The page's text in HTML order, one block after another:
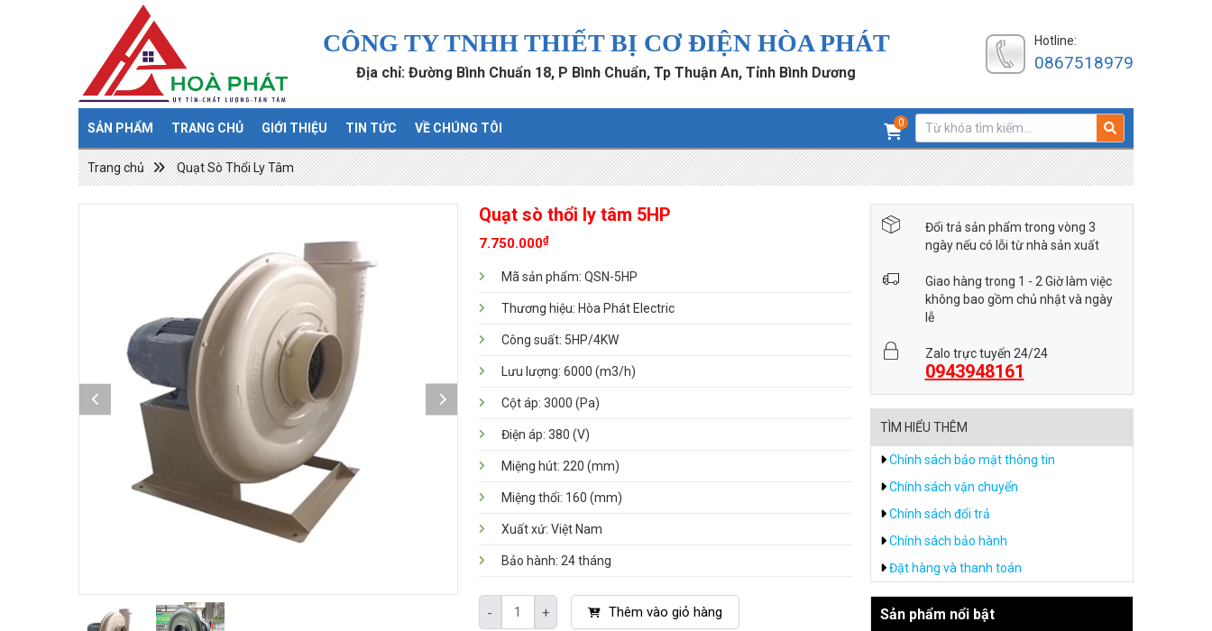
CÔNG TY TNHH THIẾT BỊ CƠ ĐIỆN HÒA PHÁT
Địa chỉ: Đường Bình Chuẩn 18, P Bình Chuẩn, Tp Thuận An, Tỉnh Bình Dương
Hotline:
0867518979
SẢN PHẨM TRANG CHỦ GIỚI THIỆU TIN TỨC VỀ CHÚNG TÔI 0
Trang chủ Quạt Sò Thổi Ly Tâm
Quạt sò thổi ly tâm 5HP
7.750.000₫
Mã sản phẩm: QSN-5HP
Thương hiệu: Hòa Phát Electric
Công suất: 5HP/4KW
Lưu lượng: 6000 (m3/h)
Cột áp: 3000 (Pa)
Điện áp: 380 (V)
Miệng hút: 220 (mm)
Miệng thổi: 160 (mm)
Xuất xứ: Việt Nam
Bảo hành: 24 tháng
- + Thêm vào giỏ hàng
Đổi trả sản phẩm trong vòng 3
ngày nếu có lỗi từ nhà sản xuất
Giao hàng trong 1 - 2 Giờ làm việc
không bao gồm chủ nhật và ngày
lễ
Zalo trực tuyến 24/24
0943948161
TÌM HIỂU THÊM
Chính sách bảo mật thông tin
Chính sách vận chuyển
Chính sách đổi trả
Chính sách bảo hành
Đặt hàng và thanh toán
Sản phẩm nổi bật